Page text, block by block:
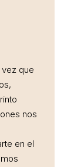
que
nos
en el